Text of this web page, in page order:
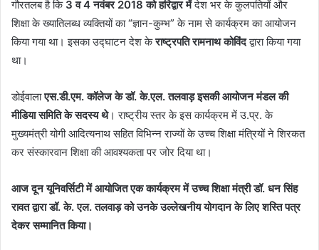
गौरतलब है कि 3 व 4 नवंबर 2018 को हरिद्वार मेंदेश भर के कुलपतियों और
शिक्षा के ख्यातिलब्ध व्यक्तियों का “ज्ञान-कुम्भ” के नाम से कार्यक्रम का आयोजन
किया गया था। इसका उद्घाटन देश केराष्ट्रपति रामनाथ कोविंदद्वारा किया गया
था।
डोईवालाएस.डी.एम. कॉलेज के डॉ. के.एल. तलवाड़ इसकी आयोजन मंडल की
मीडिया समिति के सदस्य थे। राष्ट्रीय स्तर के इस कार्यक्रम में उ.प्र. के
मुख्यमंत्री योगी आदित्यनाथ सहित विभिन्न राज्यों के उच्च शिक्षा मंत्रियों ने शिरकत
कर संस्कारवान शिक्षा की आवश्यकता पर जोर दिया था।
आज दून यूनिवर्सिटी में आयोजित एक कार्यक्रम में उच्च शिक्षा मंत्री डॉ. धन सिंह
रावत द्वारा डॉ. के. एल. तलवाड़ को उनके उल्लेखनीय योगदान के लिए शस्ति पत्र
देकर सम्मानित किया।